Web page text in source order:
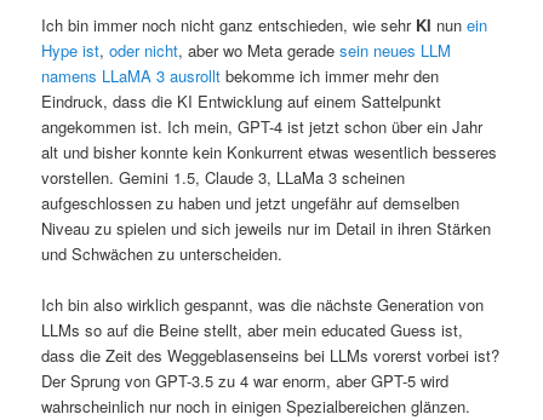
Ich bin immer noch nicht ganz entschieden, wie sehr KI nunein
Hype ist,oder nicht, aber wo Meta geradesein neues LLM
namens LLaMA 3 ausrollt bekomme ich immer mehr den
Eindruck, dass die KI Entwicklung auf einem Sattelpunkt
angekommen ist. Ich mein, GPT-4 ist jetzt schon über ein Jahr
alt und bisher konnte kein Konkurrent etwas wesentlich besseres
vorstellen. Gemini 1.5, Claude 3, LLaMa 3 scheinen
aufgeschlossen zu haben und jetzt ungefähr auf demselben
Niveau zu spielen und sich jeweils nur im Detail in ihren Stärken
und Schwächen zu unterscheiden.
Ich bin also wirklich gespannt, was die nächste Generation von
LLMs so auf die Beine stellt, aber mein educated Guess ist,
dass die Zeit des Weggeblasenseins bei LLMs vorerst vorbei ist?
Der Sprung von GPT-3.5 zu 4 war enorm, aber GPT-5 wird
wahrscheinlich nur noch in einigen Spezialbereichen glänzen.